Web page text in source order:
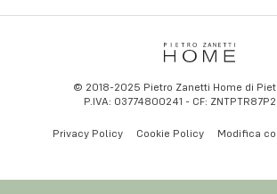
© 2018-2025 Pietro Zanetti Home di
P.IVA: 03774800241 - CF:
Privacy Policy Cookie Policy Modifica